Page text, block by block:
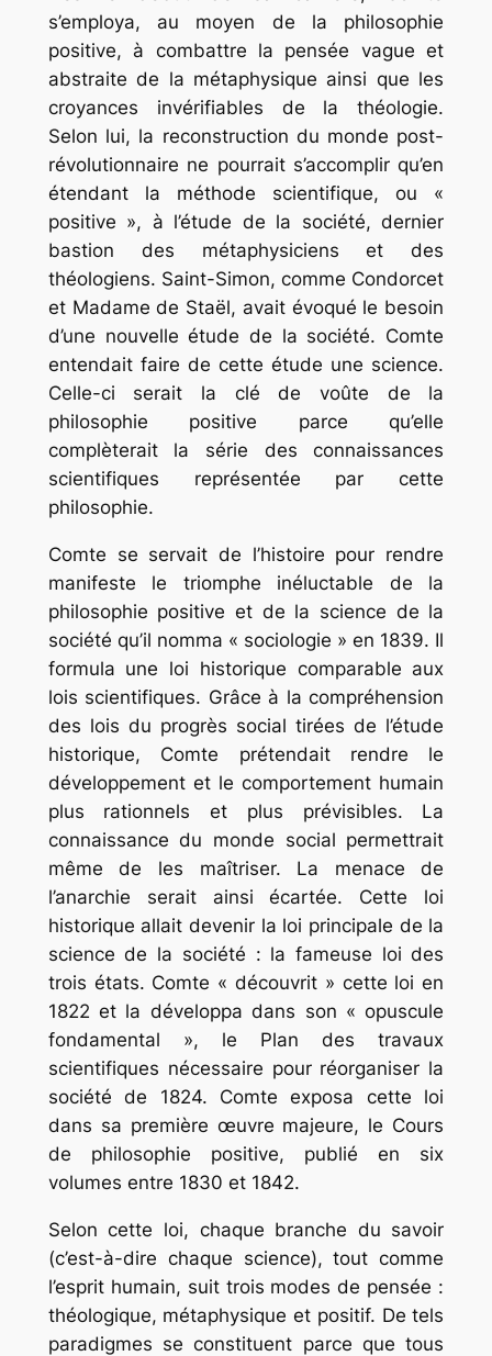
s’employa, au moyen de la philosophie
positive, à combattre la pensée vague et
abstraite de la métaphysique ainsi que les
croyances invérifiables de la théologie.
Selon lui, la reconstruction du monde post-
révolutionnaire ne pourrait s’accomplir qu’en
étendant la méthode scientifique, ou «
positive », à l’étude de la société, dernier
bastion des métaphysiciens et des
théologiens. Saint-Simon, comme Condorcet
et Madame de Staël, avait évoqué le besoin
d’une nouvelle étude de la société. Comte
entendait faire de cette étude une science.
Celle-ci serait la clé de voûte de la
philosophie positive parce qu’elle
complèterait la série des connaissances
scientifiques représentée par cette
philosophie.
Comte se servait de l’histoire pour rendre
manifeste le triomphe inéluctable de la
philosophie positive et de la science de la
société qu’il nomma « sociologie » en 1839. Il
formula une loi historique comparable aux
lois scientifiques. Grâce à la compréhension
des lois du progrès social tirées de l’étude
historique, Comte prétendait rendre le
développement et le comportement humain
plus rationnels et plus prévisibles. La
connaissance du monde social permettrait
même de les maîtriser. La menace de
l’anarchie serait ainsi écartée. Cette loi
historique allait devenir la loi principale de la
science de la société : la fameuse loi des
trois états. Comte « découvrit » cette loi en
1822 et la développa dans son « opuscule
fondamental », le Plan des travaux
scientifiques nécessaire pour réorganiser la
société de 1824. Comte exposa cette loi
dans sa première œuvre majeure, le Cours
de philosophie positive, publié en six
volumes entre 1830 et 1842.
Selon cette loi, chaque branche du savoir
(c’est-à-dire chaque science), tout comme
l’esprit humain, suit trois modes de pensée :
théologique, métaphysique et positif. De tels
paradigmes se constituent parce que tous